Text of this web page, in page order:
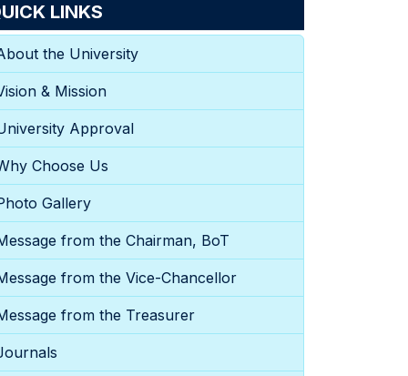
LINKS
the University
& Mission
Approval
Choose Us
Gallery
from the Chairman, BoT
from the Vice-Chancellor
from the Treasurer